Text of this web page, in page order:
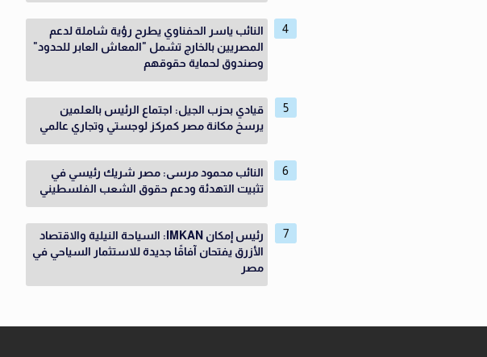
النائب ياسر الحفناوي يطرح رؤية شاملة لدعم
المصريين بالخارج تشمل "المعاش العابر للحدود"
وصندوق لحماية حقوقهم
قيادي بحزب الجيل: اجتماع الرئيس بالعلمين
يرسخ مكانة مصر كمركز لوجستي وتجاري عالمي
النائب محمود مرسى: مصر شريك رئيسي في
تثبيت التهدئة ودعم حقوق الشعب الفلسطيني
رئيس إمكان IMKAN: السياحة النيلية والاقتصاد
الأزرق يفتحان آفاقًا جديدة للاستثمار السياحي في
مصر